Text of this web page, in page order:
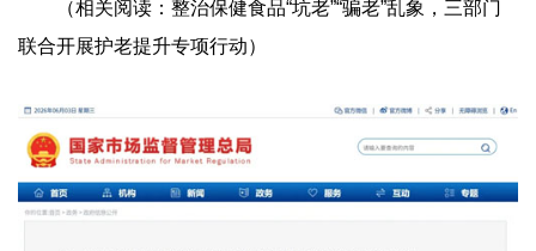
（相关阅读：整治保健食品“坑老”“骗老”乱象，三部门
联合开展护老提升专项行动）